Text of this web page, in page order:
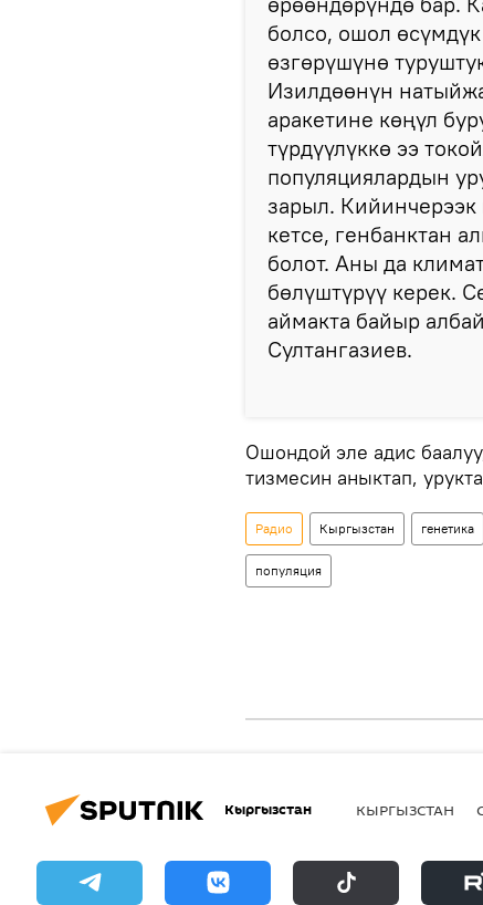
болсо, ошол
өзгөрүшүнө
Изилдөөнүн
аракетине көңүл
түрдүүлүккө ээ
популяциялардын
зарыл. Кийинчерээк
кетсе, генбанктан
болот. Аны да
бөлүштүрүү керек.
аймакта байыр
Султангазиев.
Ошондой эле адис
тизмесин аныктап,
Радио Кыргызстан генетика
популяция
Кыргызстан КЫРГЫЗСТАН